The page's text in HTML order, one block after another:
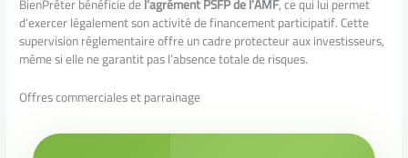
d’exercer légalement son activité de financement participatif. Cette
supervision réglementaire offre un cadre protecteur aux investisseurs,
même si elle ne garantit pas l’absence totale de risques.
Offres commerciales et parrainage